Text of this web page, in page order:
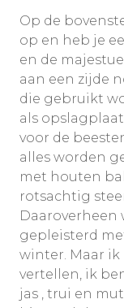
Op de
op en heb je
en de
aan een zijde
die gebruikt
als
voor de
alles worden
met houten
rotsachtig
Daaroverheen
gepleisterd
winter. Maar
vertellen, ik
jas , trui en